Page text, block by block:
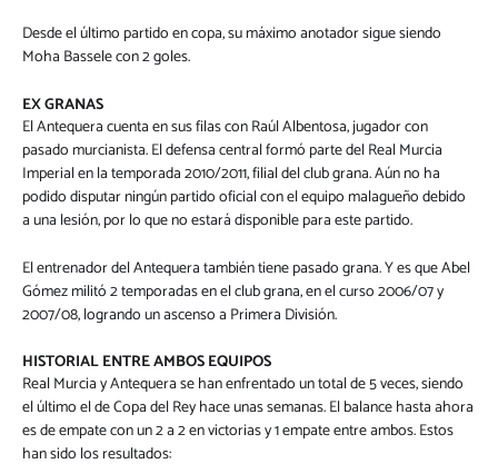
Desde el último partido en copa, su máximo anotador sigue siendo
Moha Bassele con 2 goles.
EX GRANAS
El Antequera cuenta en sus filas con Raúl Albentosa, jugador con
pasado murcianista. El defensa central formó parte del Real Murcia
Imperial en la temporada 2010/2011, filial del club grana. Aún no ha
podido disputar ningún partido oficial con el equipo malagueño debido
a una lesión, por lo que no estará disponible para este partido.
El entrenador del Antequera también tiene pasado grana. Y es que Abel
Gómez militó 2 temporadas en el club grana, en el curso 2006/07 y
2007/08, logrando un ascenso a Primera División.
HISTORIAL ENTRE AMBOS EQUIPOS
Real Murcia y Antequera se han enfrentado un total de 5 veces, siendo
el último el de Copa del Rey hace unas semanas. El balance hasta ahora
es de empate con un 2 a 2 en victorias y 1 empate entre ambos. Estos
han sido los resultados: